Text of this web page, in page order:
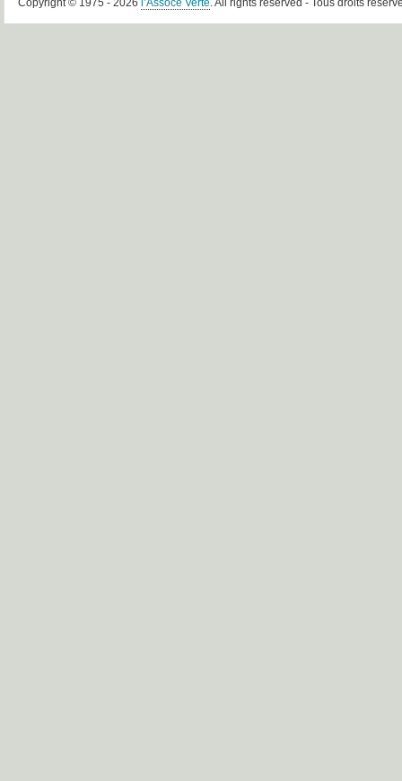
Copyright © 1975 - 2026 l’Assoce Verte. All rights reserved - Tous droits